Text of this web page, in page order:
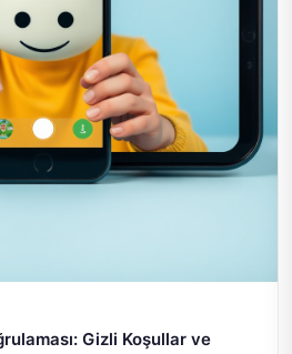
Gizli Koşullar ve